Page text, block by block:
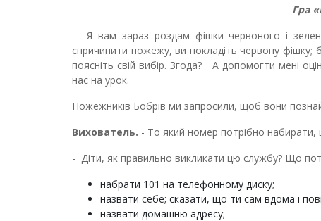
Гра
- Я вам зараз роздам фішки червоного і
спричинити пожежу, ви покладіть червону
поясніть свій вибір. Згода? А допомогти мені
нас на урок.
Пожежників Бобрів ми запросили, щоб вони
Вихователь. - То який номер потрібно
- Діти, як правильно викликати цю службу? Що
набрати 101 на телефонному диску;
назвати себе; сказати, що ти сам вдома і
назвати домашню адресу;